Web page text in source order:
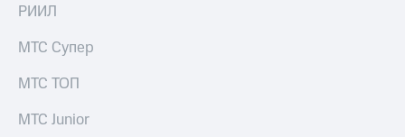
РИИЛ
МТС Супер
МТС ТОП
МТС Junior